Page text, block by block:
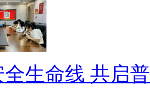
生命线 共启